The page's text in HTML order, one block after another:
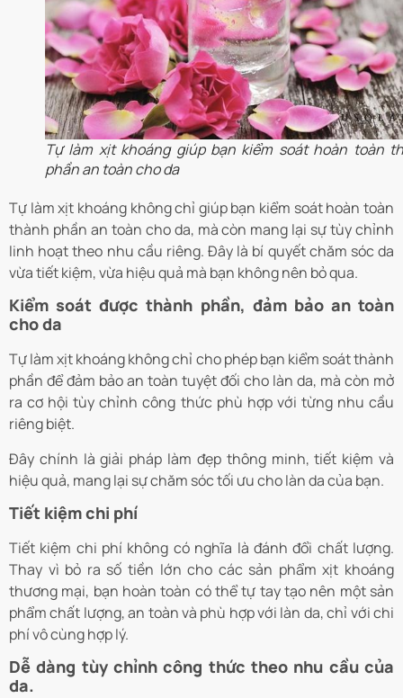
Tự làm xịt khoáng giúp bạn kiểm soát hoàn toàn
phần an toàn cho da
Tự làm xịt khoáng không chỉ giúp bạn kiểm soát hoàn toàn
thành phần an toàn cho da, mà còn mang lại sự tùy chỉnh
linh hoạt theo nhu cầu riêng. Đây là bí quyết chăm sóc da
vừa tiết kiệm, vừa hiệu quả mà bạn không nên bỏ qua.
Kiểm soát được thành phần, đảm bảo an toàn
cho da
Tự làm xịt khoáng không chỉ cho phép bạn kiểm soát thành
phần để đảm bảo an toàn tuyệt đối cho làn da, mà còn mở
ra cơ hội tùy chỉnh công thức phù hợp với từng nhu cầu
riêng biệt.
Đây chính là giải pháp làm đẹp thông minh, tiết kiệm và
hiệu quả, mang lại sự chăm sóc tối ưu cho làn da của bạn.
Tiết kiệm chi phí
Tiết kiệm chi phí không có nghĩa là đánh đổi chất lượng.
Thay vì bỏ ra số tiền lớn cho các sản phẩm xịt khoáng
thương mại, bạn hoàn toàn có thể tự tay tạo nên một sản
phẩm chất lượng, an toàn và phù hợp với làn da, chỉ với chi
phí vô cùng hợp lý.
Dễ dàng tùy chỉnh công thức theo nhu cầu của
da.